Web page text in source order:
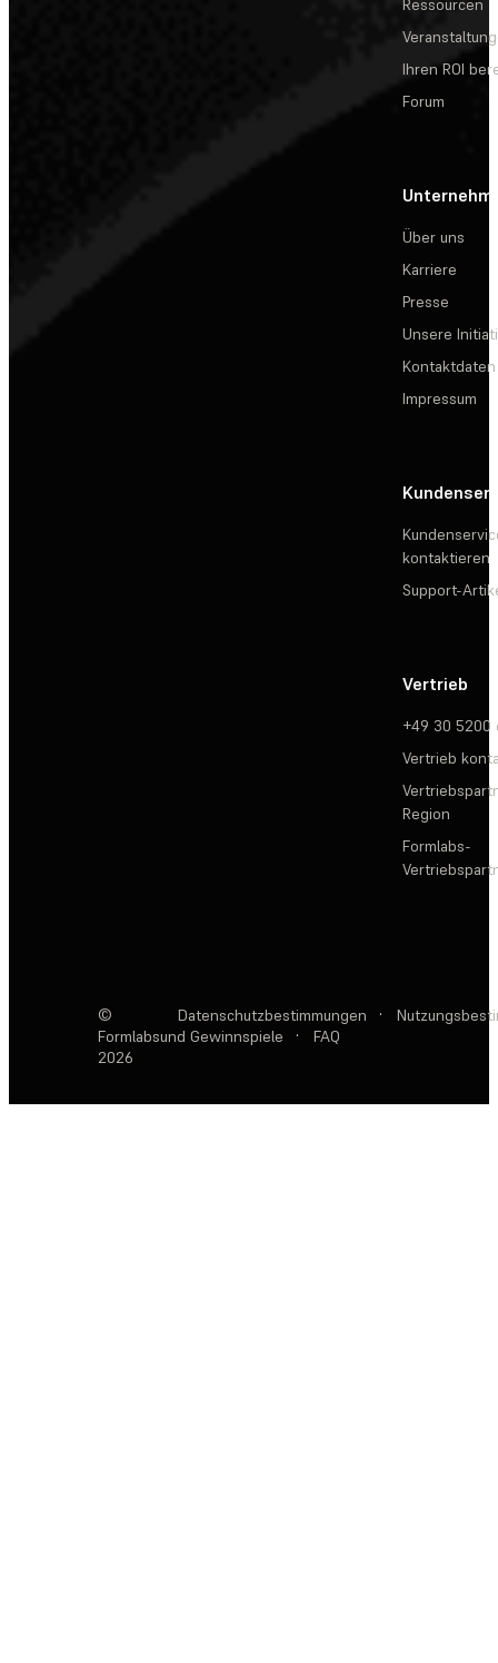
Ressourcen
Ihren ROI
Forum
Über uns
Karriere
Presse
Unsere
Kontaktdaten
Impressum
kontaktieren
Support-
Vertrieb
+49 30 5200
Vertrieb
Region
Formlabs-
©
Formlabs
2026
Datenschutzbestimmungen ·
und Gewinnspiele
· FAQ